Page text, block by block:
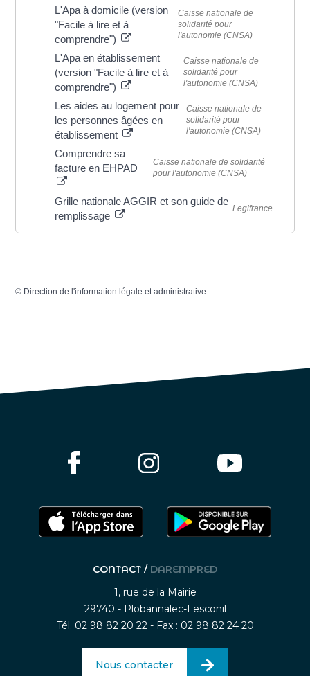
L'Apa à domicile (version
"Facile à lire et à
comprendre")
Caisse nationale de
solidarité pour
l'autonomie (CNSA)
L'Apa en établissement
(version "Facile à lire et à
comprendre")
Caisse nationale de
solidarité pour
l'autonomie (CNSA)
Les aides au logement pour
les personnes âgées en
établissement
Caisse nationale de
solidarité pour
l'autonomie (CNSA)
Comprendre sa
facture en EHPAD
Caisse nationale de solidarité
pour l'autonomie (CNSA)
Grille nationale AGGIR et son guide de
remplissage
Legifrance
© Direction de l'information légale et administrative
CONTACT / DAREMPRED
1, rue de la Mairie
29740 - Plobannalec-Lesconil
Tél. 02 98 82 20 22 - Fax : 02 98 82 24 20
Nous contacter